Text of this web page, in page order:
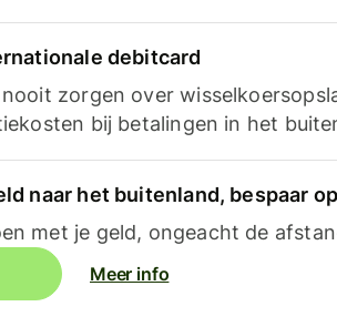
debitcard
nooit zorgen over
bij betalingen in het
naar het buitenland, bespaar
met je geld, ongeacht de
Meer info